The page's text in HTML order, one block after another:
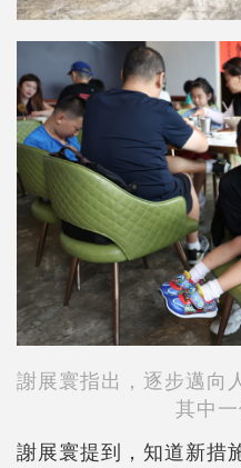
謝展寰指出，逐步邁向
其中一
謝展寰提到，知道新措